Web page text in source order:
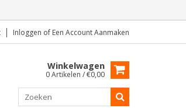
Inloggen of Een Account Aanmaken
Winkelwagen
0 Artikelen / €0,00